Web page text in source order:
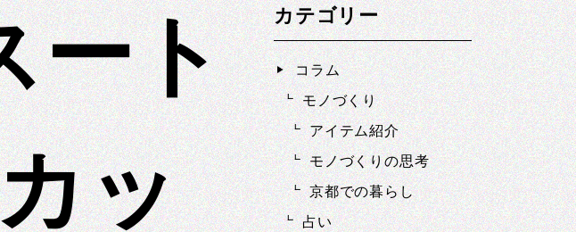
ート
ッ
カテゴリー
コラム
モノづくり
アイテム紹介
モノづくりの思考
京都での暮らし
占い